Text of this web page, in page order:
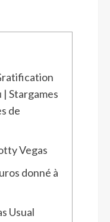
| Stargames
de
Vegas
donné à
Usual